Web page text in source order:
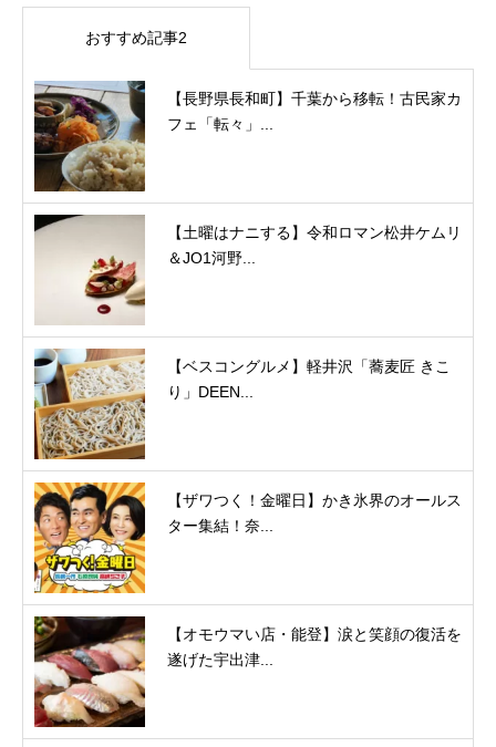
おすすめ記事2
【長野県長和町】千葉から移転！古民家カ
フェ「転々」...
【土曜はナニする】令和ロマン松井ケムリ
＆JO1河野...
【ベスコングルメ】軽井沢「蕎麦匠 きこ
り」DEEN...
【ザワつく！金曜日】かき氷界のオールス
ター集結！奈...
【オモウマい店・能登】涙と笑顔の復活を
遂げた宇出津...